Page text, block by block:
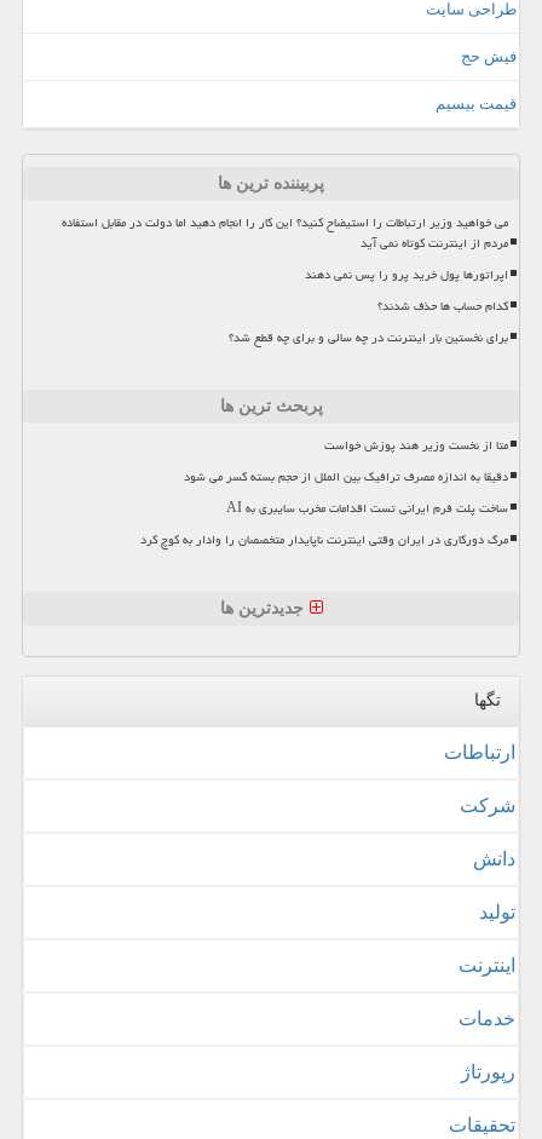
طراحی سایت
فیش حج
قیمت بیسیم
پربیننده ترین ها
می خواهید وزیر ارتباطات را استیضاح کنید؟ این کار را انجام دهید اما دولت در مقابل استفاده
مردم از اینترنت کوتاه نمی آید
اپراتورها پول خرید پرو را پس نمی دهند
کدام حساب ها حذف شدند؟
برای نخستین بار اینترنت در چه سالی و برای چه قطع شد؟
پربحث ترین ها
متا از نخست وزیر هند پوزش خواست
دقیقا به اندازه مصرف ترافیک بین الملل از حجم بسته کسر می شود
ساخت پلت فرم ایرانی تست اقدامات مخرب سایبری به AI
مرگ دورکاری در ایران وقتی اینترنت ناپایدار متخصصان را وادار به کوچ کرد
جدیدترین ها
تگها
ارتباطات
شركت
دانش
تولید
اینترنت
خدمات
رپورتاژ
تحقیقات